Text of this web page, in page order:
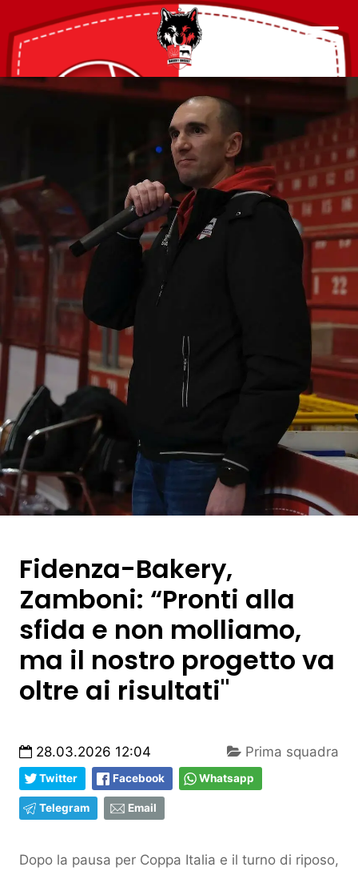
Fidenza-Bakery,
Zamboni: “Pronti alla
sfida e non molliamo,
ma il nostro progetto va
oltre ai risultati"
28.03.2026 12:04 Prima squadra
Twitter Facebook Whatsapp
Telegram Email
Dopo la pausa per Coppa Italia e il turno di riposo,